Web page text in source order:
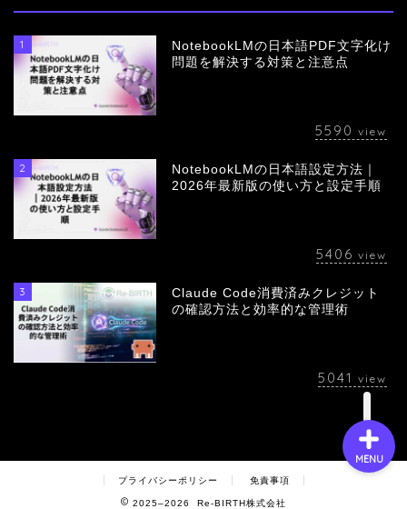
1
NotebookLMの日本語PDF文字化け
問題を解決する対策と注意点
5590 view
2
NotebookLMの日本語設定方法｜
2026年最新版の使い方と設定手順
5406 view
3
Claude Code消費済みクレジット
の確認方法と効率的な管理術
5041 view
プライバシーポリシー 免責事項
2025–2026 Re-BIRTH株式会社
MENU
会社概要
採用情報